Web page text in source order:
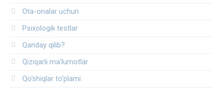
Ota-onalar uchun
Psixologik testlar
Qanday qilib?
Qiziqarli ma’lumotlar
Qo‘shiqlar to‘plami